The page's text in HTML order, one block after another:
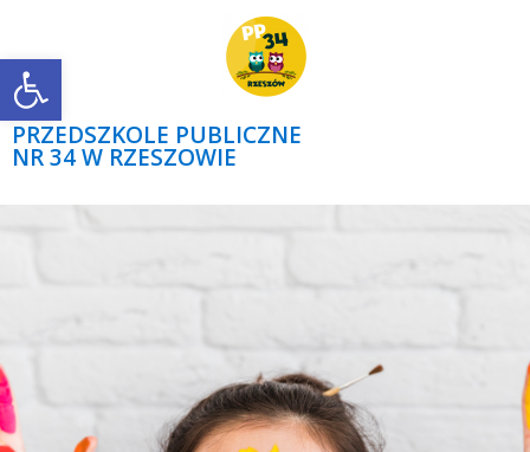
Open toolbar
PRZEDSZKOLE PUBLICZNE
NR 34 W RZESZOWIE